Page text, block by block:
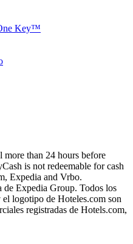
Key™
more than 24 hours before
is not redeemable for cash
Expedia and Vrbo.
de Expedia Group. Todos los
logotipo de Hoteles.com son
registradas de Hotels.com,